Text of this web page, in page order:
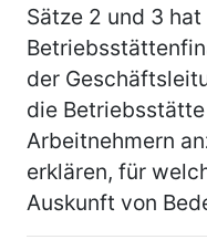
Sätze 2 und 3
der
die
Arbeitnehmern
erklären, für
Auskunft von